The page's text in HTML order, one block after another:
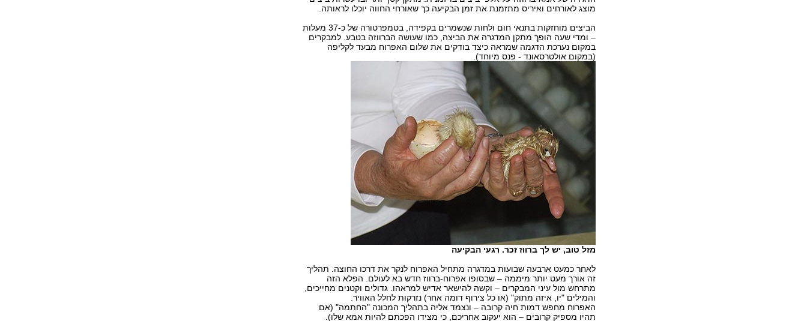
מוצג לאורחים ואיריס מתזמנת את זמן הבקיעה כך שאורחי החווה יוכלו לראותה.
הביצים מוחזקות בתנאי חום ולחות שנשמרים בקפידה, בטמפרטורה של כ-37 מעלות
– ומדי שעה הופך מתקן המדגרה את הביצה, כמו שעושה הברווזה בטבע. למבקרים
במקום נערכת הדגמה שמראה כיצד בודקים את שלום האפרוח מבעד לקליפה
(במקום אולטרסאונד - פנס מיוחד).
מזל טוב, יש לך ברווז זכר. רגעי הבקיעה
לאחר כמעט ארבעה שבועות במדגרה מתחיל האפרוח לנקר את דרכו החוצה. תהליך
זה אורך מעט יותר מיממה – שבסופו אפרוח-ברווז חדש בא לעולם. הפלא הזה
מתרחש מול עיני המבקרים – וקשה להישאר אדיש למראהו. גדולים וקטנים מחייכים,
והמילים "יו, איזה מתוק" (או כל צירוף דומה אחר) נזרקות לחלל האוויר.
האפרוח מחפש דמות חיה קרובה – ונצמד אליה בתהליך המכונה "החתמה" (אם
תהיו מספיק קרובים – הוא יעקוב אחריכם, כי מצידו הפכתם להיות אמא שלו).